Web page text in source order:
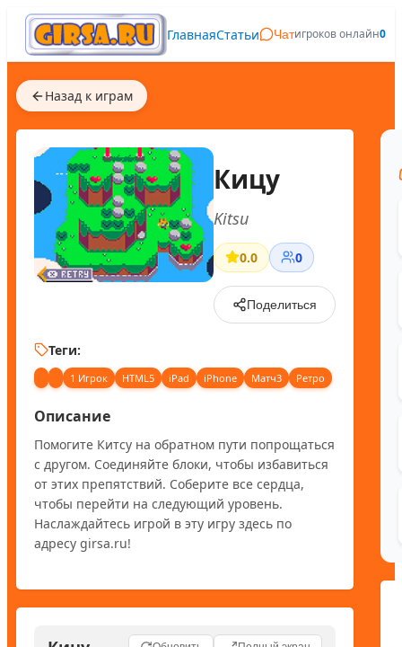
ГлавнаяСтатьи Чатигроков онлайн0
Назад к играм
Кицу
Kitsu
0.0 0
Поделиться
Теги:
1 Игрок HTML5 iPad iPhone Матч3 Ретро
Описание
Помогите Китсу на обратном пути попрощаться
с другом. Соединяйте блоки, чтобы избавиться
от этих препятствий. Соберите все сердца,
чтобы перейти на следующий уровень.
Наслаждайтесь игрой в эту игру здесь по
адресу girsa.ru!